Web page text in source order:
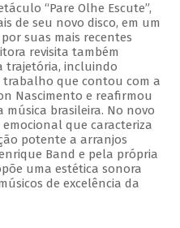
“Pare Olhe Escute”,
de seu novo disco, em um
suas mais recentes
revisita também
trajetória, incluindo
trabalho que contou com a
Nascimento e reafirmou
brasileira. No novo
que caracteriza
potente a arranjos
Band e pela própria
uma estética sonora
de excelência da